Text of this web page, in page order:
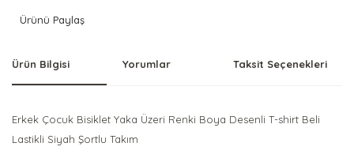
Ürünü Paylaş
Ürün Bilgisi Yorumlar Taksit Seçenekleri
Erkek Çocuk Bisiklet Yaka Üzeri Renki Boya Desenli T-shirt Beli
Lastikli Siyah Şortlu Takım